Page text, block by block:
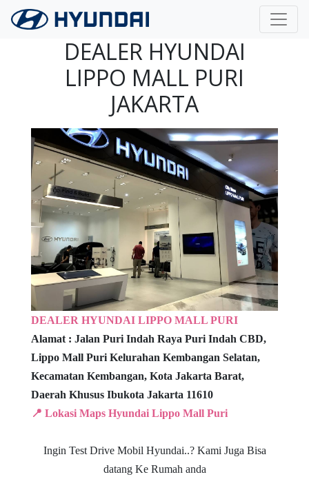
Langsung ke konten utama
DEALER HYUNDAI
LIPPO MALL PURI
JAKARTA
DEALER HYUNDAI LIPPO MALL PURI
Alamat : Jalan Puri Indah Raya Puri Indah CBD,
Lippo Mall Puri Kelurahan Kembangan Selatan,
Kecamatan Kembangan, Kota Jakarta Barat,
Daerah Khusus Ibukota Jakarta 11610
📍 Lokasi Maps Hyundai Lippo Mall Puri
Ingin Test Drive Mobil Hyundai..? Kami Juga Bisa
datang Ke Rumah anda